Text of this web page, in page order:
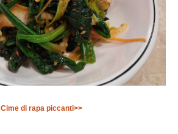
Cime di rapa piccanti>>